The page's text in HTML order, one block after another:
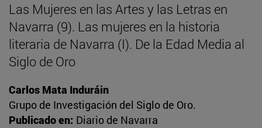
Las Mujeres en las Artes y las Letras en
Navarra (9). Las mujeres en la historia
literaria de Navarra (I). De la Edad Media al
Siglo de Oro
Carlos Mata Induráin
Grupo de Investigación del Siglo de Oro.
Publicado en: Diario de Navarra